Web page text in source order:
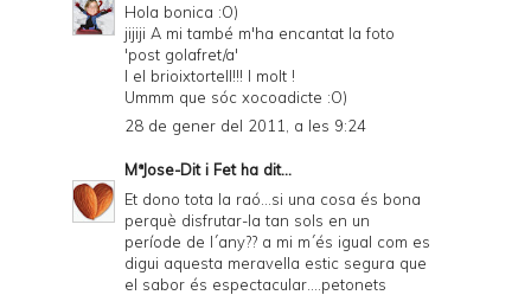
Hola bonica :O)
jijiji A mi també m'ha encantat la foto
'post golafret/a'
I el brioixtortell!!! I molt !
Ummm que sóc xocoadicte :O)
28 de gener del 2011, a les 9:24
MªJose-Dit i Fetha dit...
Et dono tota la raó...si una cosa és bona
perquè disfrutar-la tan sols en un
període de l´any?? a mi m´és igual com es
digui aquesta meravella estic segura que
el sabor és espectacular....petonets